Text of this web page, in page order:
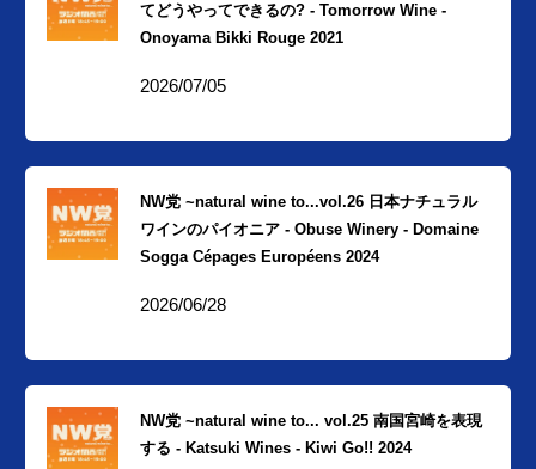
てどうやってできるの? - Tomorrow Wine -
Onoyama Bikki Rouge 2021
2026/07/05
NW党 ~natural wine to...vol.26 日本ナチュラル
ワインのパイオニア - Obuse Winery - Domaine
Sogga Cépages Européens 2024
2026/06/28
NW党 ~natural wine to... vol.25 南国宮崎を表現
する - Katsuki Wines - Kiwi Go!! 2024